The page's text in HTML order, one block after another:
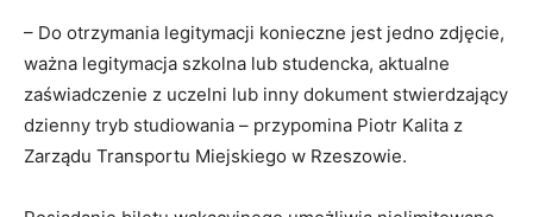
– Do otrzymania legitymacji konieczne jest jedno zdjęcie,
ważna legitymacja szkolna lub studencka, aktualne
zaświadczenie z uczelni lub inny dokument stwierdzający
dzienny tryb studiowania – przypomina Piotr Kalita z
Zarządu Transportu Miejskiego w Rzeszowie.